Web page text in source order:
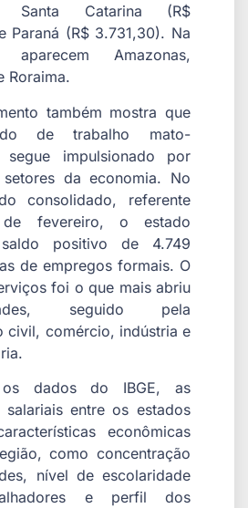
Santa Catarina (R$
Paraná (R$ 3.731,30). Na
aparecem Amazonas,
Roraima.
também mostra que
de trabalho mato-
segue impulsionado por
setores da economia. No
consolidado, referente
fevereiro, o estado
positivo de 4.749
de empregos formais. O
foi o que mais abriu
seguido pela
civil, comércio, indústria e
os dados do IBGE, as
salariais entre os estados
econômicas
como concentração
nível de escolaridade
e perfil dos